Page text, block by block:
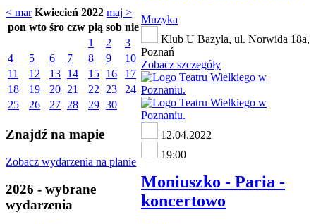
< mar Kwiecień 2022 maj >
pon wto śro czw pią sob nie
1
2
3
4
5 6 7 8 9
10
11
12 13 14 15 16
17
18
19 20 21 22 23
24
25
26 27 28 29 30
Znajdź na mapie
Zobacz wydarzenia na planie
2026 - wybrane
wydarzenia
Muzyka
Klub U Bazyla, ul. Norwida 18a,
Poznań
Zobacz szczegóły
12.04.2022
19:00
Moniuszko - Paria -
koncertowo